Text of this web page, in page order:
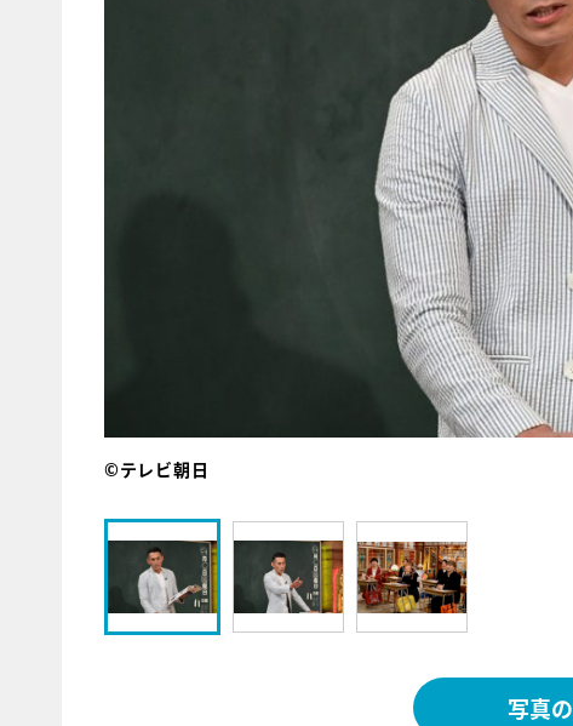
©テレビ朝日
写真